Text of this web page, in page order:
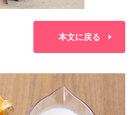
本文に戻る